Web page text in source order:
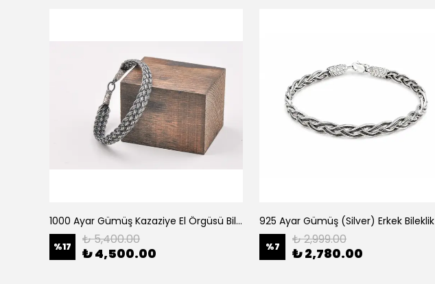
1000 Ayar Gümüş Kazaziye El Örgüsü Bileklik
%17 ₺ 5,400.00
₺ 4,500.00
925 Ayar Gümüş (Silver) Erkek Bileklik
%7 ₺ 2,999.00
₺ 2,780.00